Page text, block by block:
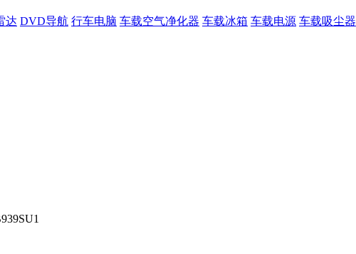
达 DVD导航 行车电脑 车载空气净化器 车载冰箱 车载电源 车载吸尘器